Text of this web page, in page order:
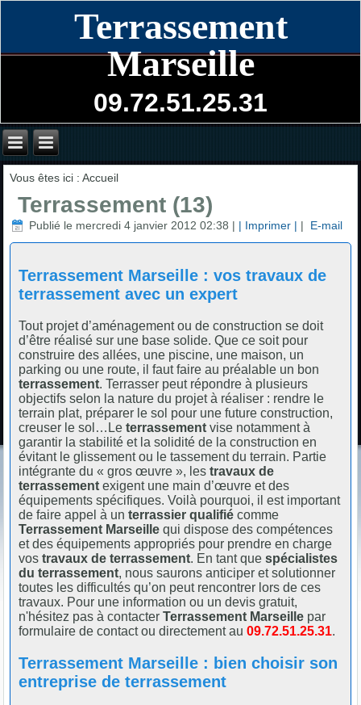
Terrassement
Marseille
09.72.51.25.31
Vous êtes ici :Accueil
Terrassement (13)
Publié le mercredi 4 janvier 2012 02:38 | | Imprimer | | E-mail
Terrassement Marseille : vos travaux de
terrassement avec un expert
Tout projet d’aménagement ou de construction se doit
d’être réalisé sur une base solide. Que ce soit pour
construire des allées, une piscine, une maison, un
parking ou une route, il faut faire au préalable un bon
terrassement. Terrasser peut répondre à plusieurs
objectifs selon la nature du projet à réaliser : rendre le
terrain plat, préparer le sol pour une future construction,
creuser le sol…Leterrassement vise notamment à
garantir la stabilité et la solidité de la construction en
évitant le glissement ou le tassement du terrain. Partie
intégrante du « gros œuvre », lestravaux de
terrassement exigent une main d’œuvre et des
équipements spécifiques. Voilà pourquoi, il est important
de faire appel à unterrassier qualifié comme
Terrassement Marseille qui dispose des compétences
et des équipements appropriés pour prendre en charge
vostravaux de terrassement. En tant quespécialistes
du terrassement, nous saurons anticiper et solutionner
toutes les difficultés qu’on peut rencontrer lors de ces
travaux. Pour une information ou un devis gratuit,
n'hésitez pas à contacterTerrassement Marseille par
formulaire de contact ou directement au09.72.51.25.31.
Terrassement Marseille : bien choisir son
entreprise de terrassement